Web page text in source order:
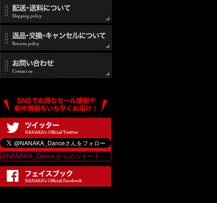
@NANAKA_Dance からのツイート